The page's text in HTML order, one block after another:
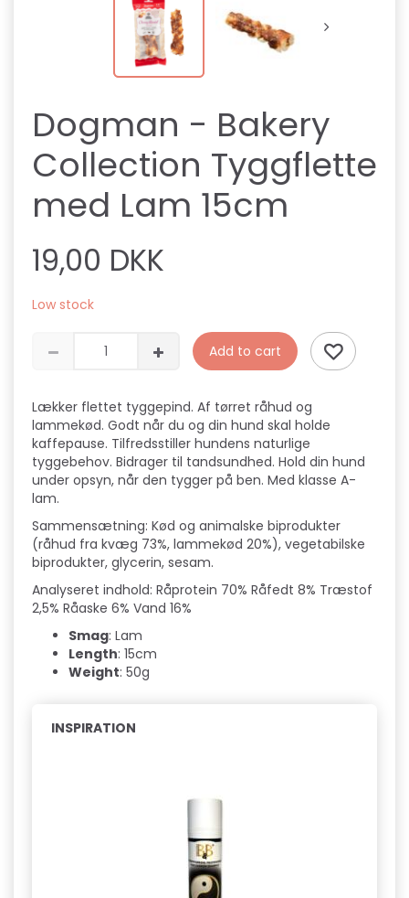
Dogman - Bakery
Collection Tyggflette
med Lam 15cm
19,00 DKK
Low stock
Add to cart
Lækker flettet tyggepind. Af tørret råhud og
lammekød. Godt når du og din hund skal holde
kaffepause. Tilfredsstiller hundens naturlige
tyggebehov. Bidrager til tandsundhed. Hold din hund
under opsyn, når den tygger på ben. Med klasse A-
lam.
Sammensætning: Kød og animalske biprodukter
(råhud fra kvæg 73%, lammekød 20%), vegetabilske
biprodukter, glycerin, sesam.
Analyseret indhold: Råprotein 70% Råfedt 8% Træstof
2,5% Råaske 6% Vand 16%
Smag: Lam
Length: 15cm
Weight: 50g
INSPIRATION